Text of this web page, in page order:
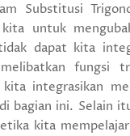
Substitusi
kita untuk
dapat kita
fungsi
integrasikan
bagian ini. Selain
kita